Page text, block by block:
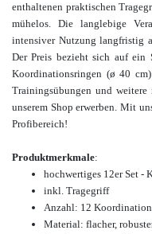
enthaltenen praktischen
mühelos. Die langlebige
intensiver Nutzung langfristig
Der Preis bezieht sich auf ein
Koordinationsringen (ø 40
Trainingsübungen und
unserem Shop erwerben.Mit
Profibereich!
Produktmerkmale:
hochwertiges 12er Set -
inkl. Tragegriff
Anzahl: 12
Material: flacher,